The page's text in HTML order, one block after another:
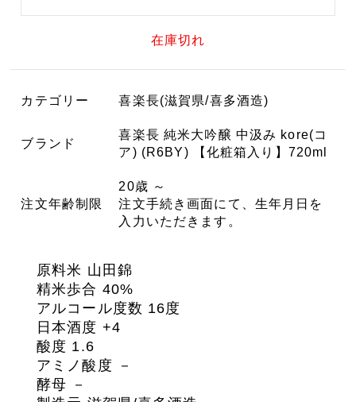
在庫切れ
カテゴリー 喜楽長(滋賀県/喜多酒造)
ブランド
喜楽長 純米大吟醸 中汲み kore(コ
ア) (R6BY) 【化粧箱入り】720ml
注文年齢制限
20歳 ～
注文手続き画面にて、生年月日を
入力いただきます。
原料米 山田錦
精米歩合 40%
アルコール度数 16度
日本酒度 +4
酸度 1.6
アミノ酸度 －
酵母 －